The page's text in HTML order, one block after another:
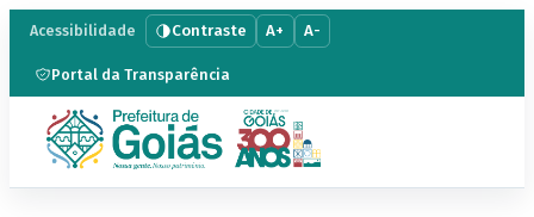
Acessibilidade Contraste A+ A-
Portal da Transparência